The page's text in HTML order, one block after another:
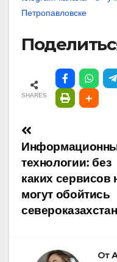
Петропавловске
SHARES
Навигация
по
записям
технологии: без
каких сервисов
могут обойтись
От